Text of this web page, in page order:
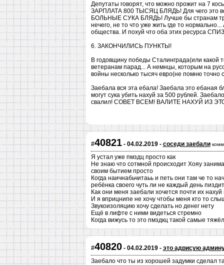
Депутаты говорят, что можно прожит на 7
ЗАРПЛАТА 800 ТЫСЯЦ БЛЯДЬ! Для чего это
БОЛЬНЫЕ СУКА БЛЯДЬ! Лучше бы странам
нечего, не то что уже жить где то
общества. И похуй что оба этих ресурса
6. ЗАКОНЧИЛИСЬ ПУНКТЫ!
В годовщину победы Сталинграда(или какой
ветеранам парад... А немнцы, которым на
войны несколько тысяч евро(не помню
Заебала вся эта ебала! Заебала это ебаная
могут сука убить нахуй за 500 рублей.
свалил! СОВЕТ ВСЕМ! ВАЛИТЕ НАХУЙ ИЗ
#40821- 04.02.2019 - соседи заебали
Я устал уже пмздц просто как
Не знаю что сотмной происходит Хояу
своим бытием просто
Когда наичнабьчитаьь и петь они там че то
ребёнка своего чуть ли не каждый день пиздит
Как они меня заебали хочется почти их
И я вприцнипе не хочу чтобы меня кто то
Звукоизоляцию хочу сделать но денег нету
Ещё в лифте с ними видеться стремно
Когда вижусь то это пмздкц такой самые
#40820- 04.02.2019 - это адрисую
Заебало что ты из хорошей задумки сделал